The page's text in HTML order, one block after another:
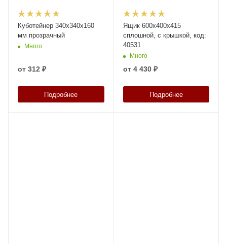
Куботейнер 340х340х160
мм прозрачный
Много
от 312 ₽
Подробнее
Ящик 600х400х415
сплошной, с крышкой, код:
40531
Много
от 4 430 ₽
Подробнее